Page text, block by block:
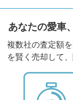
あなたの愛車
複数社の査定額
を賢く売却して